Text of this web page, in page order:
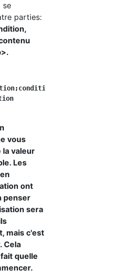
se
parties:
{
vous
la valeur
Les
ont
penser
sera
mais c'est
Cela
quelle